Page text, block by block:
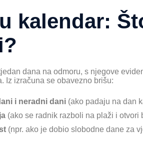
kalendar:
dana na odmoru, s njegove
Iz izračuna se obavezno brišu:
i neradni dani (ako padaju na dan
(ako se radnik razboli na plaži i
(npr. ako je dobio slobodne dane za